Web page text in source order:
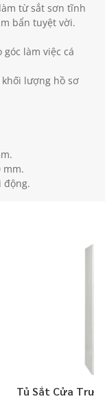
từ sắt sơn tĩnh
bẩn tuyệt vời.
góc làm việc cá
khối lượng hồ sơ
mm.
động.
Tủ Sắt Cửa